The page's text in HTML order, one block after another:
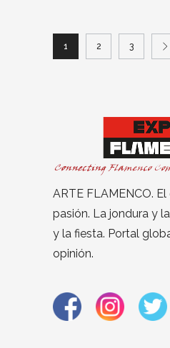
1 2 3
ARTE FLAMENCO.
pasión. La jondura y
y la fiesta. Portal
opinión.